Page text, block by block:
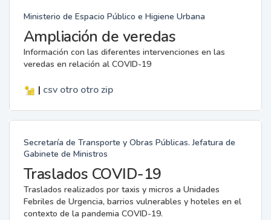
Ministerio de Espacio Público e Higiene Urbana
Ampliación de veredas
Información con las diferentes intervenciones en las
veredas en relación al COVID-19
| csv otro otro zip
Secretaría de Transporte y Obras Públicas. Jefatura de
Gabinete de Ministros
Traslados COVID-19
Traslados realizados por taxis y micros a Unidades
Febriles de Urgencia, barrios vulnerables y hoteles en el
contexto de la pandemia COVID-19.